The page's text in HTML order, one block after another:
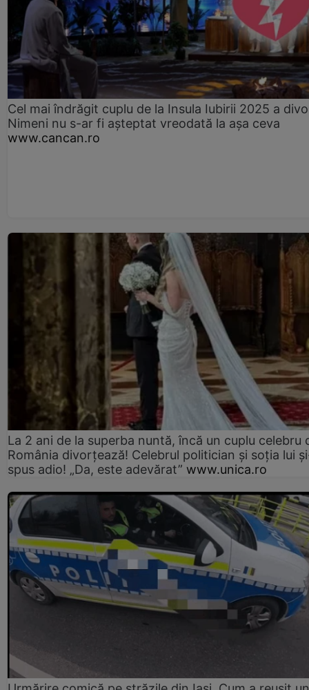
Cel mai îndrăgit cuplu de la Insula Iubirii 2025 a
Nimeni nu s-ar fi așteptat vreodată la așa ceva
www.cancan.ro
La 2 ani de la superba nuntă, încă un cuplu celebru
România divorțează! Celebrul politician și soția lui
spus adio! „Da, este adevărat” www.unica.ro